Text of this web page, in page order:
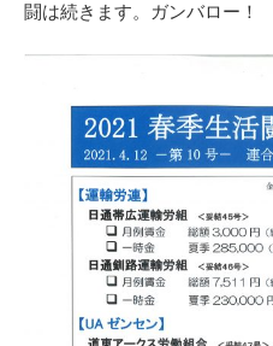
闘は続きます。ガンバロー！